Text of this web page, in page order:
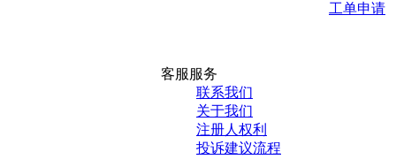
工单申请
客服服务
联系我们
关于我们
注册人权利
投诉建议流程